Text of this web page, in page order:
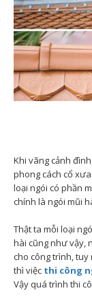
Khi vãng cảnh
phong cách cổ
loại ngói có phần
chính là ngói mũi
Thật ta mỗi loại
hài cũng như vậy,
cho công trình,
thì việc thi công
Vậy quá trình thi